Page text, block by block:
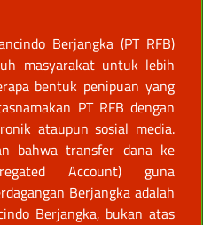
Berjangka (PT RFB)
masyarakat untuk lebih
bentuk penipuan yang
PT RFB dengan
ataupun sosial media.
bahwa transfer dana ke
Account) guna
Berjangka adalah
Berjangka, bukan atas